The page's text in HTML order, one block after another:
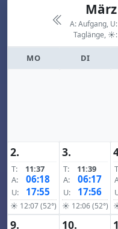
A: Aufgang,
Taglänge, ☀:
MO DI
2.
T:
11:37
A:
06:18
U: 17:55
☀ 12:07 (52°)
3.
T:
11:39
A:
06:17
U: 17:56
☀ 12:06 (52°)
9. 10.